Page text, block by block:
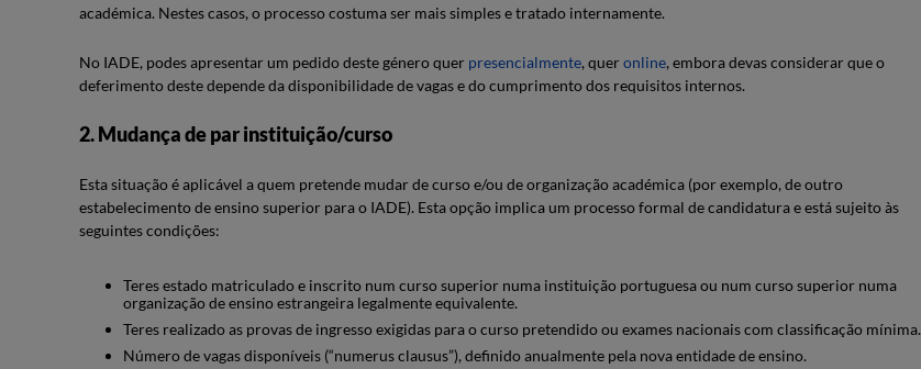
académica. Nestes casos, o processo costuma ser mais simples e tratado internamente.
No IADE, podes apresentar um pedido deste género quer presencialmente, queronline, embora devas considerar que o
deferimento deste depende da disponibilidade de vagas e do cumprimento dos requisitos internos.
2. Mudança de par instituição/curso
Esta situação é aplicável a quem pretende mudar de curso e/ou de organização académica (por exemplo, de outro
estabelecimento de ensino superior para o IADE). Esta opção implica um processo formal de candidatura e está sujeito às
seguintes condições:
Teres estado matriculado e inscrito num curso superior numa instituição portuguesa ou num curso superior numa
organização de ensino estrangeira legalmente equivalente.
Teres realizado as provas de ingresso exigidas para o curso pretendido ou exames nacionais com classificação mínima.
Número de vagas disponíveis (“numerus clausus”), definido anualmente pela nova entidade de ensino.